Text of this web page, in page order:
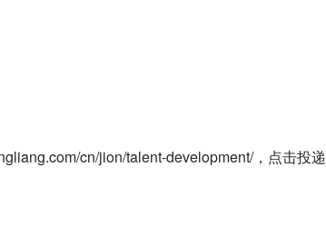
cn/jion/talent-development/，点击投递